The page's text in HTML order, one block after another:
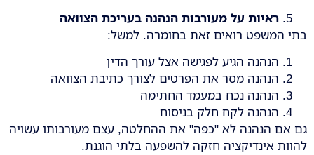
ראיות על מעורבות הנהנה בעריכת הצוואה
בתי המשפט רואים זאת בחומרה. למשל:
הנהנה הגיע לפגישה אצל עורך הדין
הנהנה מסר את הפרטים לצורך כתיבת הצוואה
הנהנה נכח במעמד החתימה
הנהנה לקח חלק בניסוח
גם אם הנהנה לא "כפה" את ההחלטה, עצם מעורבותו עשויה
להוות אינדיקציה חזקה להשפעה בלתי הוגנת.